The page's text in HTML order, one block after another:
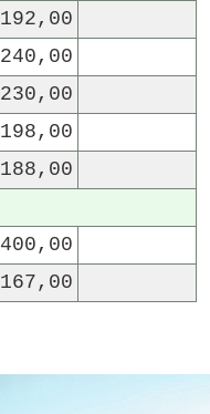
192,00
240,00
230,00
198,00
188,00
400,00
167,00